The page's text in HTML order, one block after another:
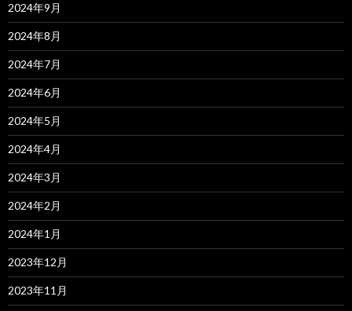
2024年9月
2024年8月
2024年7月
2024年6月
2024年5月
2024年4月
2024年3月
2024年2月
2024年1月
2023年12月
2023年11月